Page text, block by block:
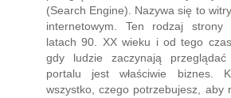
(Search Engine). Nazywa się to
internetowym. Ten rodzaj strony
latach 90. XX wieku i od tego
gdy ludzie zaczynają
portalu jest właściwie biznes.
wszystko, czego potrzebujesz, aby